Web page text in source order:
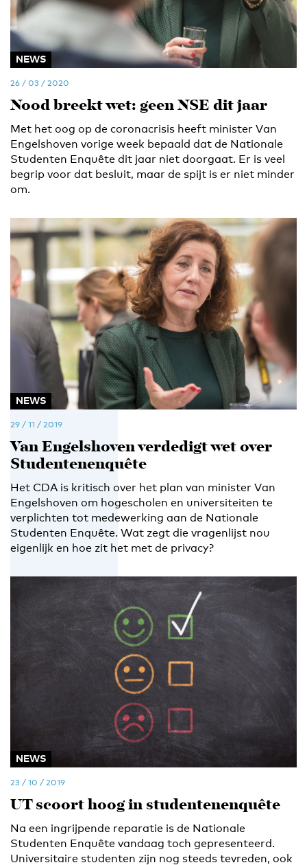
NEWS
26 / 03 / 2020
Nood breekt wet: geen NSE dit jaar
Met het oog op de coronacrisis heeft minister Van
Engelshoven vorige week bepaald dat de Nationale
Studenten Enquête dit jaar niet doorgaat. Er is veel
begrip voor dat besluit, maar de spijt is er niet minder
om.
NEWS
29 / 11 / 2019
Van Engelshoven verdedigt wet over
Studentenenquête
Het CDA is kritisch over het plan van minister Van
Engelshoven om hogescholen en universiteiten te
verplichten tot medewerking aan de Nationale
Studenten Enquête. Wat zegt die vragenlijst nou
eigenlijk en hoe zit het met de privacy?
NEWS
23 / 10 / 2019
UT scoort hoog in studentenenquête
Na een ingrijpende reparatie is de Nationale
Studenten Enquête vandaag toch gepresenteerd.
Universitaire studenten zijn nog steeds tevreden, ook